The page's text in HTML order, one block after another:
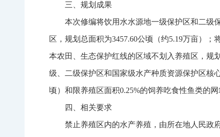
三、规划成果
本次修编将饮用水水源地一级保护区和二级
区，规划总面积为3457.60公顷（约5.19万亩）
本农田、生态保护红线的区域不划入养殖区，规
级、二级保护区和国家级水产种质资源保护区核
顷）和限养殖区面积0.25%的饲养吃食性鱼类的
四、相关要求
禁止养殖区内的水产养殖，由所在地人民政